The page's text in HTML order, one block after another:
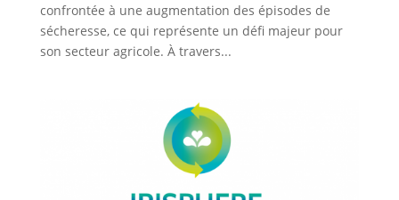
confrontée à une augmentation des épisodes de
sécheresse, ce qui représente un défi majeur pour
son secteur agricole. À travers...